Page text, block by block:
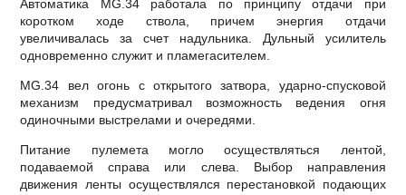
Автоматика MG.34 работала по принципу отдачи при
коротком ходе ствола, причем энергия отдачи
увеличивалась за счет надульника. Дульный усилитель
одновременно служит и пламегасителем.
MG.34 вел огонь с открытого затвора, ударно-спусковой
механизм предусматривал возможность ведения огня
одиночными выстрелами и очередями.
Питание пулемета могло осуществляться лентой,
подаваемой справа или слева. Выбор направления
движения ленты осуществлялся перестановкой подающих